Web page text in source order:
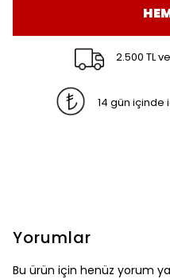
2.500 TL
14 gün
Yorumlar
Bu ürün için henüz yorum